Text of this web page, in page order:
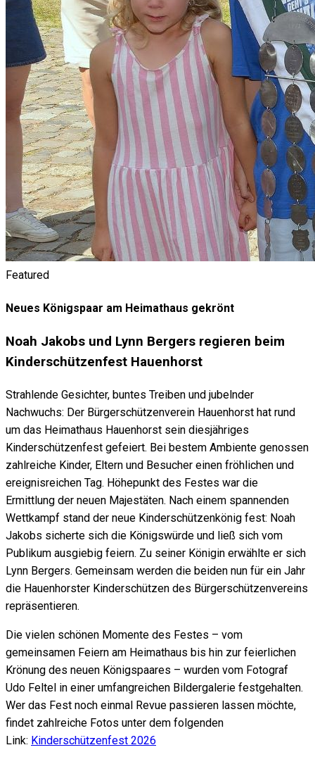
Featured
Neues Königspaar am Heimathaus gekrönt
Noah Jakobs und Lynn Bergers regieren beim
Kinderschützenfest Hauenhorst
Strahlende Gesichter, buntes Treiben und jubelnder
Nachwuchs: Der Bürgerschützenverein Hauenhorst hat rund
um das Heimathaus Hauenhorst sein diesjähriges
Kinderschützenfest gefeiert. Bei bestem Ambiente genossen
zahlreiche Kinder, Eltern und Besucher einen fröhlichen und
ereignisreichen Tag. Höhepunkt des Festes war die
Ermittlung der neuen Majestäten. Nach einem spannenden
Wettkampf stand der neue Kinderschützenkönig fest: Noah
Jakobs sicherte sich die Königswürde und ließ sich vom
Publikum ausgiebig feiern. Zu seiner Königin erwählte er sich
Lynn Bergers. Gemeinsam werden die beiden nun für ein Jahr
die Hauenhorster Kinderschützen des Bürgerschützenvereins
repräsentieren.
Die vielen schönen Momente des Festes – vom
gemeinsamen Feiern am Heimathaus bis hin zur feierlichen
Krönung des neuen Königspaares – wurden vom Fotograf
Udo Feltel in einer umfangreichen Bildergalerie festgehalten.
Wer das Fest noch einmal Revue passieren lassen möchte,
findet zahlreiche Fotos unter dem folgenden
Link: Kinderschützenfest 2026